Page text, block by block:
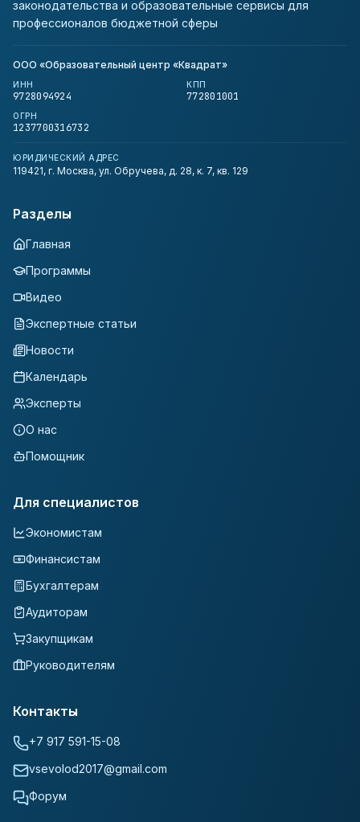
законодательства и образовательные сервисы для
профессионалов бюджетной сферы
ООО «Образовательный центр «Квадрат»
ИНН
9728094924
КПП
772801001
ОГРН
1237700316732
ЮРИДИЧЕСКИЙ АДРЕС
119421, г. Москва, ул. Обручева, д. 28, к. 7, кв. 129
Разделы
Главная
Программы
Видео
Экспертные статьи
Новости
Календарь
Эксперты
О нас
Помощник
Для специалистов
Экономистам
Финансистам
Бухгалтерам
Аудиторам
Закупщикам
Руководителям
Контакты
+7 917 591-15-08
vsevolod2017@gmail.com
Форум